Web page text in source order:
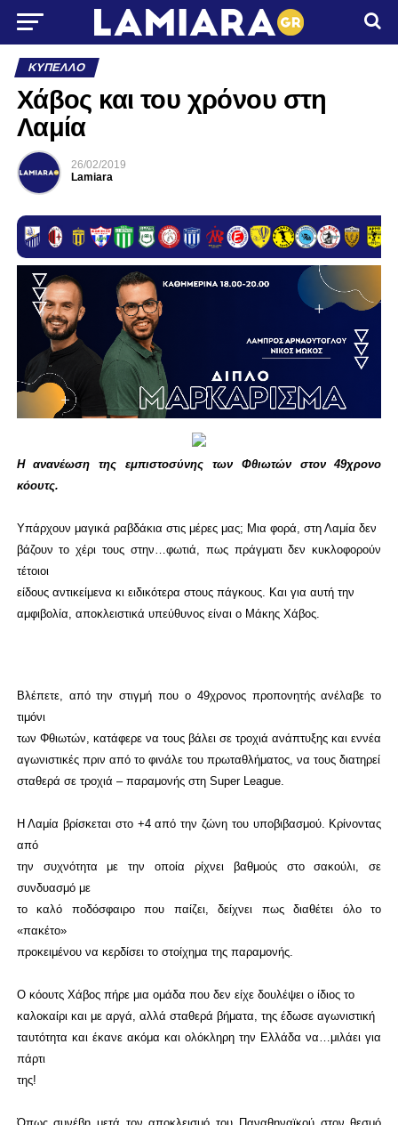
ΚΎΠΕΛΛΟ
Χάβος και του χρόνου στη
Λαμία
26/02/2019
Lamiara
Η ανανέωση της εμπιστοσύνης των Φθιωτών στον 49χρονο
κόουτς.
Υπάρχουν μαγικά ραβδάκια στις μέρες μας; Μια φορά, στη Λαμία δεν
βάζουν το χέρι τους στην…φωτιά, πως πράγματι δεν κυκλοφορούν
τέτοιοι
είδους αντικείμενα κι ειδικότερα στους πάγκους. Και για αυτή την
αμφιβολία, αποκλειστικά υπεύθυνος είναι ο Μάκης Χάβος.
Βλέπετε, από την στιγμή που ο 49χρονος προπονητής ανέλαβε το
τιμόνι
των Φθιωτών, κατάφερε να τους βάλει σε τροχιά ανάπτυξης και εννέα
αγωνιστικές πριν από το φινάλε του πρωταθλήματος, να τους διατηρεί
σταθερά σε τροχιά – παραμονής στη Super League.
Η Λαμία βρίσκεται στο +4 από την ζώνη του υποβιβασμού. Κρίνοντας
από
την συχνότητα με την οποία ρίχνει βαθμούς στο σακούλι, σε
συνδυασμό με
το καλό ποδόσφαιρο που παίζει, δείχνει πως διαθέτει όλο το
«πακέτο»
προκειμένου να κερδίσει το στοίχημα της παραμονής.
Ο κόουτς Χάβος πήρε μια ομάδα που δεν είχε δουλέψει ο ίδιος το
καλοκαίρι και με αργά, αλλά σταθερά βήματα, της έδωσε αγωνιστική
ταυτότητα και έκανε ακόμα και ολόκληρη την Ελλάδα να…μιλάει για
πάρτι
της!